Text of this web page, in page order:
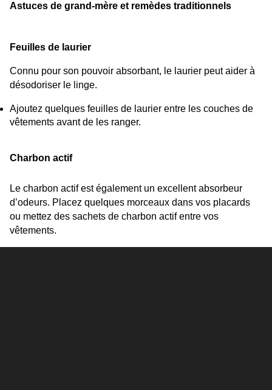
Astuces de grand-mère et remèdes traditionnels
Feuilles de laurier
Connu pour son pouvoir absorbant, le laurier peut aider à
désodoriser le linge.
Ajoutez quelques feuilles de laurier entre les couches de
vêtements avant de les ranger.
Charbon actif
Le charbon actif est également un excellent absorbeur
d’odeurs. Placez quelques morceaux dans vos placards
ou mettez des sachets de charbon actif entre vos
vêtements.